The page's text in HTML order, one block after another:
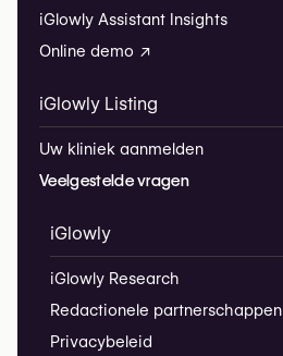
iGlowly Assistant Insights
Online demo ↗
iGlowly Listing
Uw kliniek aanmelden
Veelgestelde vragen
iGlowly
iGlowly Research
Redactionele partnerschappen
Privacybeleid